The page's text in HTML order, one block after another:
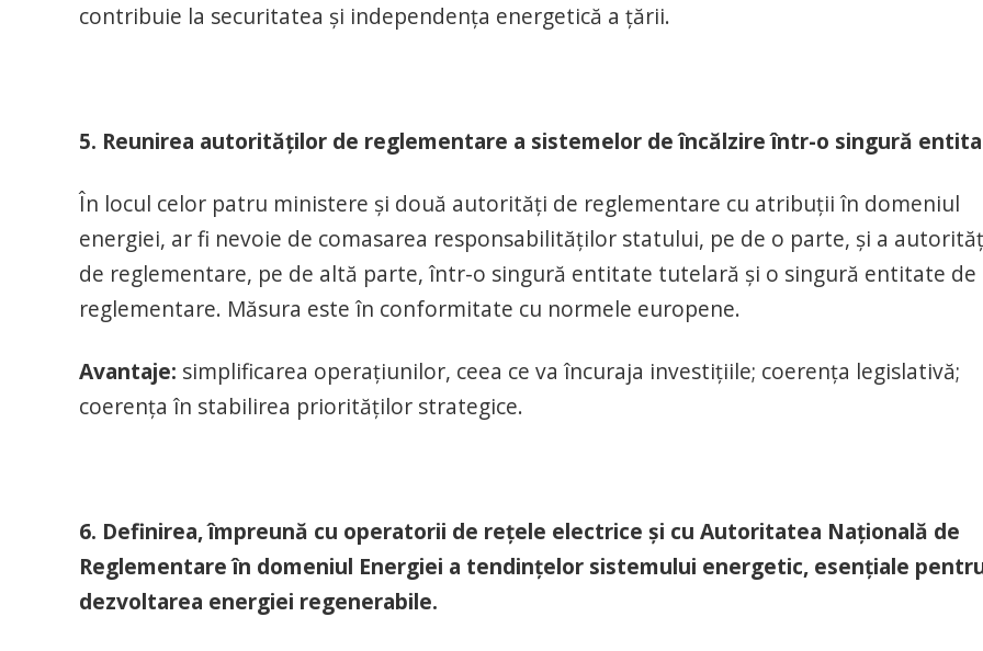
contribuie la securitatea și independența energetică a țării.
5. Reunirea autorităţilor de reglementare a sistemelor de încălzire într-o singură
În locul celor patru ministere și două autorități de reglementare cu atribuții în domeniul
energiei, ar fi nevoie de comasarea responsabilităților statului, pe de o parte, şi a
de reglementare, pe de altă parte, într-o singură entitate tutelară şi o singură entitate de
reglementare. Măsura este în conformitate cu normele europene.
Avantaje: simplificarea operațiunilor, ceea ce va încuraja investițiile; coerența legislativă;
coerența în stabilirea priorităților strategice.
6. Definirea, împreună cu operatorii de reţele electrice şi cu Autoritatea Naţională de
Reglementare în domeniul Energiei a tendinţelor sistemului energetic, esenţiale
dezvoltarea energiei regenerabile.